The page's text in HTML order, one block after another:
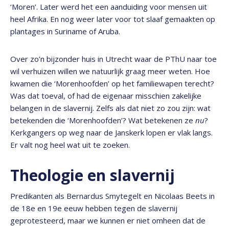
‘Moren’. Later werd het een aanduiding voor mensen uit
heel Afrika. En nog weer later voor tot slaaf gemaakten op
plantages in Suriname of Aruba.
Over zo’n bijzonder huis in Utrecht waar de PThU naar toe
wil verhuizen willen we natuurlijk graag meer weten. Hoe
kwamen die ‘Morenhoofden’ op het familiewapen terecht?
Was dat toeval, of had de eigenaar misschien zakelijke
belangen in de slavernij. Zelfs als dat niet zo zou zijn: wat
betekenden die ‘Morenhoofden’? Wat betekenen ze nu?
Kerkgangers op weg naar de Janskerk lopen er vlak langs.
Er valt nog heel wat uit te zoeken.
Theologie en slavernij
Predikanten als Bernardus Smytegelt en Nicolaas Beets in
de 18e en 19e eeuw hebben tegen de slavernij
geprotesteerd, maar we kunnen er niet omheen dat de